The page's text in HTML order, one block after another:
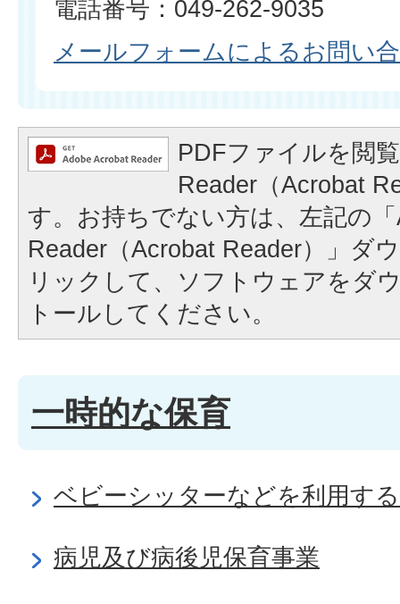
電話番号：049-262-9035
メールフォームによるお問い
PDFファイルを閲
Reader（Acrobat
す。お持ちでない方は、左記の
Reader（Acrobat Reader）」ダ
リックして、ソフトウェアをダ
トールしてください。
一時的な保育
ベビーシッターなどを利用す
病児及び病後児保育事業